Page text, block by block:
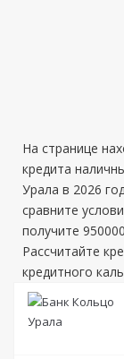
На странице
кредита
Урала в 2026
сравните
получите
Рассчитайте
кредитного